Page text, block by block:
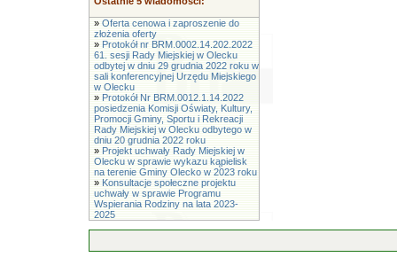
» Oferta cenowa i zaproszenie do
złożenia oferty
» Protokół nr BRM.0002.14.202.2022
61. sesji Rady Miejskiej w Olecku
odbytej w dniu 29 grudnia 2022 roku w
sali konferencyjnej Urzędu Miejskiego
w Olecku
» Protokół Nr BRM.0012.1.14.2022
posiedzenia Komisji Oświaty, Kultury,
Promocji Gminy, Sportu i Rekreacji
Rady Miejskiej w Olecku odbytego w
dniu 20 grudnia 2022 roku
» Projekt uchwały Rady Miejskiej w
Olecku w sprawie wykazu kąpielisk
na terenie Gminy Olecko w 2023 roku
» Konsultacje społeczne projektu
uchwały w sprawie Programu
Wspierania Rodziny na lata 2023-
2025